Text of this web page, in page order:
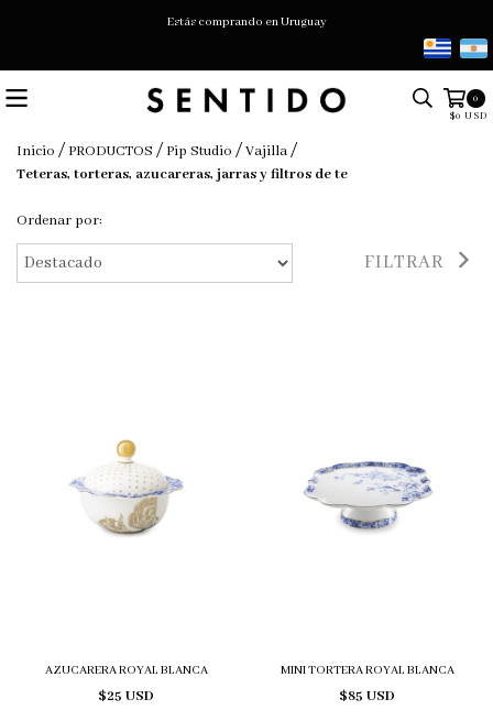
Estás comprando en Uruguay
0
$0 USD
Inicio /PRODUCTOS /Pip Studio /Vajilla/
Teteras, torteras, azucareras, jarras y filtros de te
Ordenar por:
FILTRAR
AZUCARERA ROYAL BLANCA
$25 USD
MINI TORTERA ROYAL BLANCA
$85 USD